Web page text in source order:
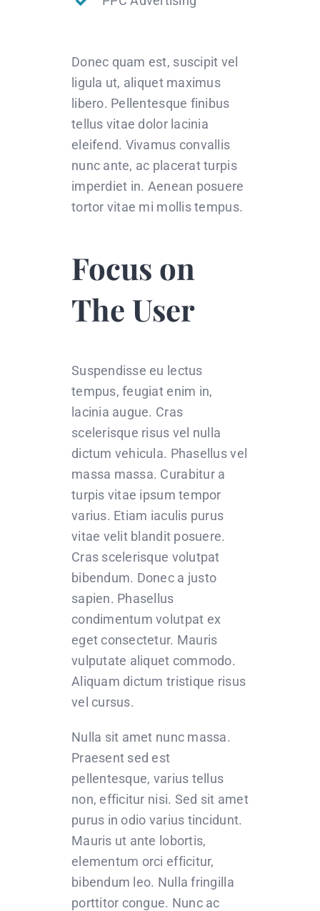
Donec quam est, suscipit vel
ligula ut, aliquet maximus
libero. Pellentesque finibus
tellus vitae dolor lacinia
eleifend. Vivamus convallis
nunc ante, ac placerat turpis
imperdiet in. Aenean posuere
tortor vitae mi mollis tempus.
Focus on
The User
Suspendisse eu lectus
tempus, feugiat enim in,
lacinia augue. Cras
scelerisque risus vel nulla
dictum vehicula. Phasellus vel
massa massa. Curabitur a
turpis vitae ipsum tempor
varius. Etiam iaculis purus
vitae velit blandit posuere.
Cras scelerisque volutpat
bibendum. Donec a justo
sapien. Phasellus
condimentum volutpat ex
eget consectetur. Mauris
vulputate aliquet commodo.
Aliquam dictum tristique risus
vel cursus.
Nulla sit amet nunc massa.
Praesent sed est
pellentesque, varius tellus
non, efficitur nisi. Sed sit amet
purus in odio varius tincidunt.
Mauris ut ante lobortis,
elementum orci efficitur,
bibendum leo. Nulla fringilla
porttitor congue. Nunc ac